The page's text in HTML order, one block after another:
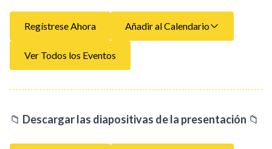
Regístrese Ahora Añadir al Calendario
Ver Todos los Eventos
📁 Descargar las diapositivas de la presentación 📁